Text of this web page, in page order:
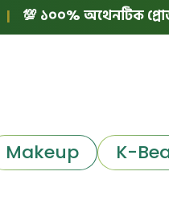
💯 ১০০% অথেনটিক
Makeup K-